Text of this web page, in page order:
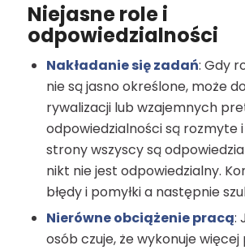
Niejasne role i
odpowiedzialności
Nakładanie się zadań: Gdy
nie są jasno określone, może
rywalizacji lub wzajemnych
odpowiedzialności są rozmyte
strony wszyscy są
nikt nie jest odpowiedzialny.
błędy i pomyłki a następnie
Nierówne obciążenie pracą:
osób czuje, że wykonuje więcej